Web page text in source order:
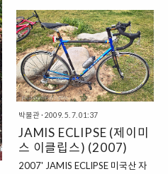
년 대만에 접이식 자전거 공장 가동
을 시작으로, 현재 세계 최대의 폴딩
바이크 생산, 판매 업체로 자리 잡았
다. DAHON은 친환경적인 라이프
스타일을 추구하는 사람들을 위한
녹색 모빌리티 솔루션을 만드는 기
업 철학을 가지고 있다. 월드 와이드
폴딩 바이크(자전거) 생산 업체,
DAHON(다혼)의 제트(젯)스트림
P8은 20인치 폴딩 미니벨로서는
드문 '풀 서스페션(풀샥)' 바이크다.
박물관· 2009. 5. 7. 01:37
JAMIS ECLIPSE (제이미
스 이클립스) (2007)
2007' JAMIS ECLIPSE 미국산 자